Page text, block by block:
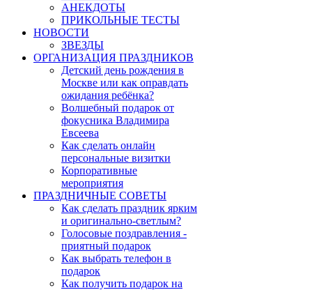
АНЕКДОТЫ
ПРИКОЛЬНЫЕ ТЕСТЫ
НОВОСТИ
ЗВЕЗДЫ
ОРГАНИЗАЦИЯ ПРАЗДНИКОВ
Детский день рождения в
Москве или как оправдать
ожидания ребёнка?
Волшебный подарок от
фокусника Владимира
Евсеева
Как сделать онлайн
персональные визитки
Корпоративные
мероприятия
ПРАЗДНИЧНЫЕ СОВЕТЫ
Как сделать праздник ярким
и оригинально-светлым?
Голосовые поздравления -
приятный подарок
Как выбрать телефон в
подарок
Как получить подарок на